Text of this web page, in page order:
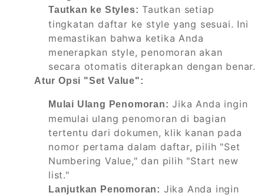
Tautkan ke Styles: Tautkan setiap
tingkatan daftar ke style yang sesuai. Ini
memastikan bahwa ketika Anda
menerapkan style, penomoran akan
secara otomatis diterapkan dengan benar.
Atur Opsi "Set Value":
Mulai Ulang Penomoran: Jika Anda ingin
memulai ulang penomoran di bagian
tertentu dari dokumen, klik kanan pada
nomor pertama dalam daftar, pilih "Set
Numbering Value," dan pilih "Start new
list."
Lanjutkan Penomoran: Jika Anda ingin